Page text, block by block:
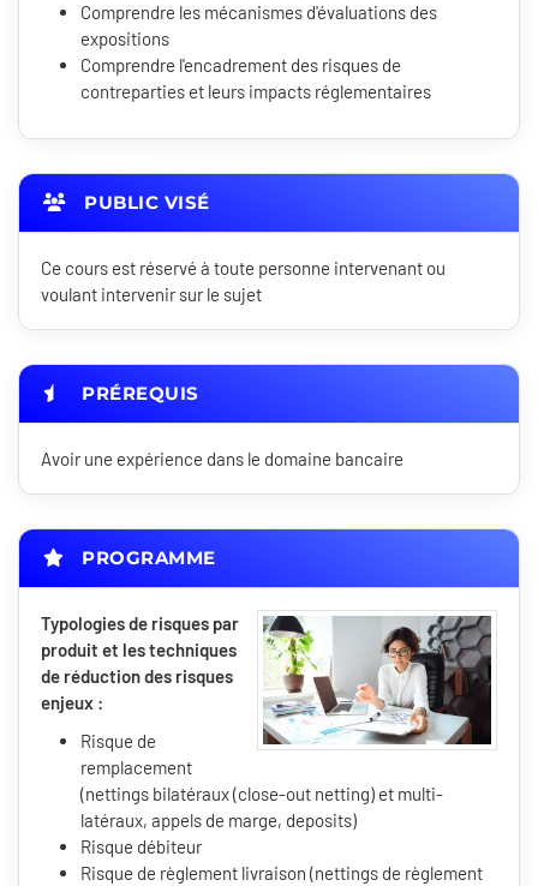
Comprendre les mécanismes d'évaluations des
expositions
Comprendre l'encadrement des risques de
contreparties et leurs impacts réglementaires
PUBLIC VISÉ
Ce cours est réservé à toute personne intervenant ou
voulant intervenir sur le sujet
PRÉREQUIS
Avoir une expérience dans le domaine bancaire
PROGRAMME
Typologies de risques par
produit et les techniques
de réduction des risques
enjeux :
Risque de
remplacement
(nettings bilatéraux (close-out netting) et multi-
latéraux, appels de marge, deposits)
Risque débiteur
Risque de règlement livraison (nettings de règlement